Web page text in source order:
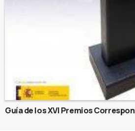
Guía de los XVI Premios